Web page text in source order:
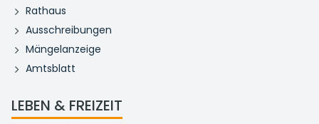
Rathaus
Ausschreibungen
Mängelanzeige
Amtsblatt
LEBEN & FREIZEIT